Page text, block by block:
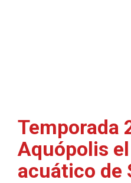
Temporada
Aquópolis
acuático de